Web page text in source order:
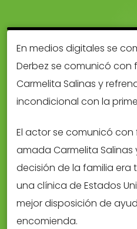
En medios digitales se
Derbez se comunicó con
Carmelita Salinas y
incondicional con la
El actor se comunicó
amada Carmelita
decisión de la familia era
una clínica de Estados
mejor disposición de
encomienda.